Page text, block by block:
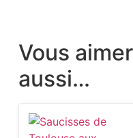
Vous
aussi…